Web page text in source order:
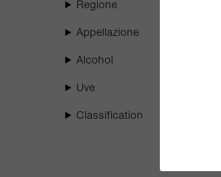
Regione
Appellazione
Alcohol
Uve
Classification